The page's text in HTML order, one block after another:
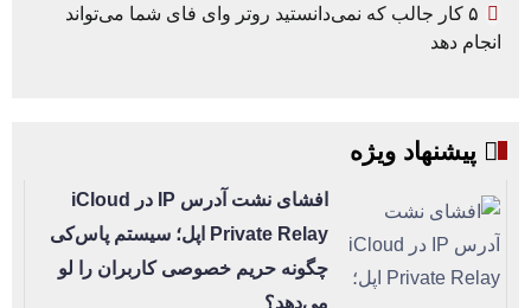
۵ کار جالب که نمی‌دانستید روتر وای فای شما می‌تواند
انجام دهد
پیشنهاد ویژه
افشای نشت آدرس IP در iCloud
Private Relay اپل؛ سیستم پاس‌کی
چگونه حریم خصوصی کاربران را لو
می‌دهد؟